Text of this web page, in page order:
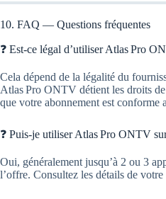
10. FAQ — Questions fréquentes
❓ Est-ce légal d’utiliser Atlas Pro
Cela dépend de la légalité du
Atlas Pro ONTV détient les droits
que votre abonnement est conforme
❓ Puis-je utiliser Atlas Pro ONTV
Oui, généralement jusqu’à 2 ou 3
l’offre. Consultez les détails de votre